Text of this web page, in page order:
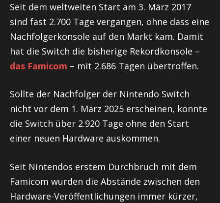
Seit dem weltweiten Start am 3. März 2017
sind fast 2.700 Tage vergangen, ohne dass eine
Nachfolgerkonsole auf den Markt kam. Damit
hat die Switch die bisherige Rekordkonsole –
das Famicom – mit 2.686 Tagen übertroffen.
Sollte der Nachfolger der Nintendo Switch
nicht vor dem 1. März 2025 erscheinen, könnte
die Switch über 2.920 Tage ohne den Start
einer neuen Hardware auskommen.
Seit Nintendos erstem Durchbruch mit dem
Famicom wurden die Abstände zwischen den
Hardware-Veröffentlichungen immer kürzer,